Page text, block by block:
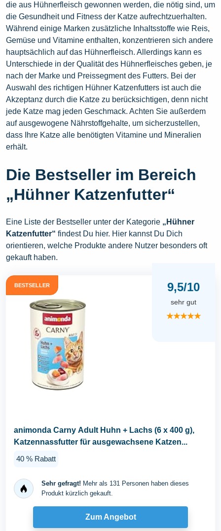
die aus Hühnerfleisch gewonnen werden, die nötig sind, um
die Gesundheit und Fitness der Katze aufrechtzuerhalten.
Während einige Marken zusätzliche Inhaltsstoffe wie Reis,
Gemüse und Vitamine enthalten, konzentrieren sich andere
hauptsächlich auf das Hühnerfleisch. Allerdings kann es
Unterschiede in der Qualität des Hühnerfleisches geben, je
nach der Marke und Preissegment des Futters. Bei der
Auswahl des richtigen Hühner Katzenfutters ist auch die
Akzeptanz durch die Katze zu berücksichtigen, denn nicht
jede Katze mag jeden Geschmack. Achten Sie außerdem
auf ausgewogene Nährstoffgehalte, um sicherzustellen,
dass Ihre Katze alle benötigten Vitamine und Mineralien
erhält.
Die Bestseller im Bereich
„Hühner Katzenfutter“
Eine Liste der Bestseller unter der Kategorie „Hühner
Katzenfutter“ findest Du hier. Hier kannst Du Dich
orientieren, welche Produkte andere Nutzer besonders oft
gekauft haben.
BESTSELLER 9,5/10
sehr gut
★★★★★
animonda Carny Adult Huhn + Lachs (6 x 400 g),
Katzennassfutter für ausgewachsene Katzen...
40 % Rabatt
Sehr gefragt! Mehr als 131 Personen haben dieses
Produkt kürzlich gekauft.
Zum Angebot